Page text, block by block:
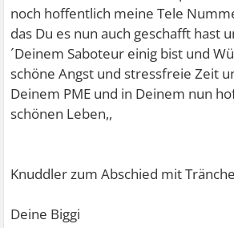
Ganz lieben Dank an ALLE, die mich
(besonders:
Thomas, Biggi, Christina, no fear,
andere Weggefährten).
Natürlich Danke auch an die Admins
Michael/Saarland
noch hoffentlich meine Tele
das Du es nun auch geschafft hast
´Deinem Saboteur einig bist und
schöne Angst und stressfreie Zeit
Deinem PME und in Deinem nun
schönen Leben,,
Knuddler zum Abschied mit
Deine Biggi